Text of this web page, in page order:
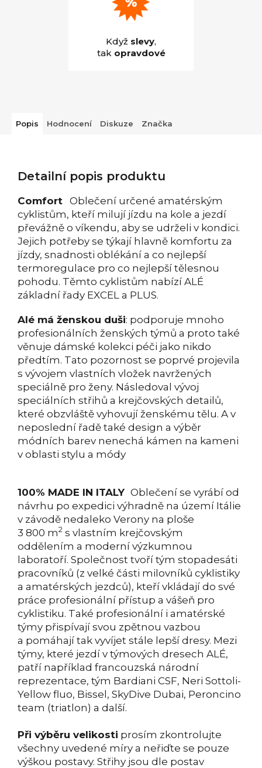
Když slevy,
tak opravdové
Popis Hodnocení Diskuze Značka
Detailní popis produktu
Comfort Oblečení určené amatérským
cyklistům, kteří milují jízdu na kole a jezdí
převážně o víkendu, aby se udrželi v kondici.
Jejich potřeby se týkají hlavně komfortu za
jízdy, snadnosti oblékání a co nejlepší
termoregulace pro co nejlepší tělesnou
pohodu. Těmto cyklistům nabízí ALÉ
základní řady EXCEL a PLUS.
Alé má ženskou duši: podporuje mnoho
profesionálních ženských týmů a proto také
věnuje dámské kolekci péči jako nikdo
předtím. Tato pozornost se poprvé projevila
s vývojem vlastních vložek navržených
speciálně pro ženy. Následoval vývoj
speciálních střihů a krejčovských detailů,
které obzvláště vyhovují ženskému tělu. A v
neposlední řadě také design a výběr
módních barev nenechá kámen na kameni
v oblasti stylu a módy
100% MADE IN ITALY Oblečení se vyrábí od
návrhu po expedici výhradně na území Itálie
v závodě nedaleko Verony na ploše
3 800 m2 s vlastním krejčovským
oddělením a moderní výzkumnou
laboratoří. Společnost tvoří tým stopadesáti
pracovníků (z velké části milovníků cyklistiky
a amatérských jezdců), kteří vkládají do své
práce profesionální přístup a vášeň pro
cyklistiku. Také profesionální i amatérské
týmy přispívají svou zpětnou vazbou
a pomáhají tak vyvíjet stále lepší dresy. Mezi
týmy, které jezdí v týmových dresech ALÉ,
patří například francouzská národní
reprezentace, tým Bardiani CSF, Neri Sottoli-
Yellow fluo, Bissel, SkyDive Dubai, Peroncino
team (triatlon) a další.
Při výběru velikosti prosím zkontrolujte
všechny uvedené míry a neřiďte se pouze
výškou postavy. Střihy jsou dle postav